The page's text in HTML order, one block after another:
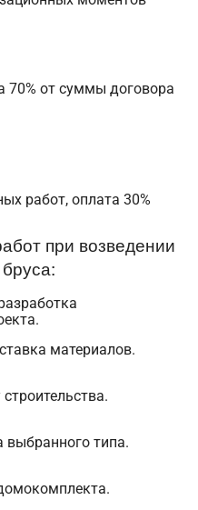
70% от суммы договора
работ, оплата 30%
при возведении
материалов.
типа.